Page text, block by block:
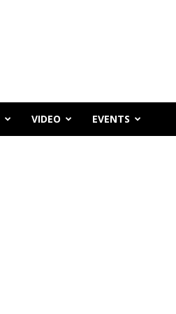
VIDEO EVENTS